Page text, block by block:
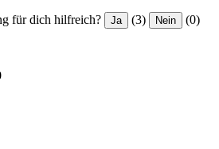
für dich hilfreich? Ja (3) Nein (0)